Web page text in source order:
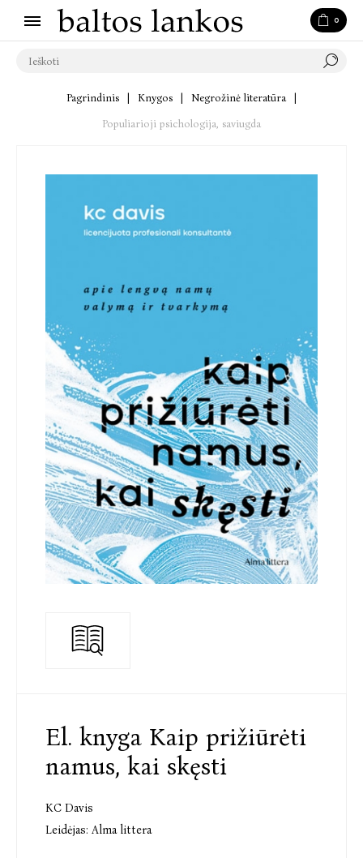
0
Pagrindinis Knygos Negrožinė literatūra
Populiarioji psichologija, saviugda
El. knyga Kaip prižiūrėti
namus, kai skęsti
KC Davis
Leidėjas: Alma littera